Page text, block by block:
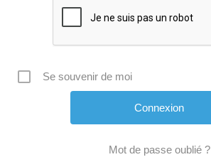
Se souvenir de moi
Mot de passe oublié ?